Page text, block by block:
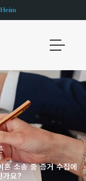
혼 소송 중 증거 수집에
가요?